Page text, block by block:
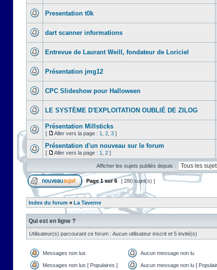
Presentation t0k
dart scanner informations
Entrevue de Laurant Weill, fondateur de Loriciel
Présentation jmg12
CPC Slideshow pour Halloween
LE SYSTÈME D'EXPLOITATION OUBLIÉ DE ZILOG
Présentation Millsticks
[ Aller vers la page : 1 2 3 ]
Présentation d'un nouveau sur le forum
[ Aller vers la page : 1 2 ]
Afficher les sujets publiés depuis :
Page1sur6 [ 280 sujet(s) ]
Index du forum » La Taverne
Qui est en ligne ?
Utilisateur(s) parcourant ce forum : Aucun utilisateur inscrit et 5 invité(s)
Messages non lus Aucun message non lu
Messages non lus [ Populaires ] Aucun message non lu [